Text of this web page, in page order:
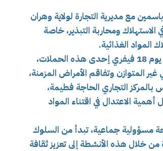
مع مديرية التجارة لولاية وهران
ومحاربة التبذير، خاصة
المواد الغذائية.
وقد احتضن مركز التكوين المهني حي الصباح الشهيد بن مسعود يوم 18 فيفري إحدى هذه الحملات،
المتوازن وتفاقم الأمراض المزمنة،
داء السكري. كما تم تنظيم نشاط مماثل يوم 03 مارس بالمركز التجاري الحاجة فطيمة،
الاعتدال في اقتناء المواد
مسؤولية جماعية، تبدأ من السلوك
من خلال هذه الأنشطة إلى تعزيز ثقافة